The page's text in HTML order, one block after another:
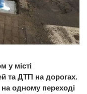
у місті
та ДТП на дорогах.
одному переході